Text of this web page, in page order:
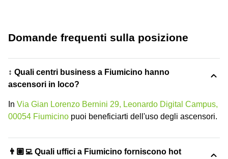
Domande frequenti sulla posizione
↕️ Quali centri business a Fiumicino hanno
ascensori in loco?
In Via Gian Lorenzo Bernini 29, Leonardo Digital Campus,
00054 Fiumicino puoi beneficiarti dell'uso degli ascensori.
👨🏽‍💻 Quali uffici a Fiumicino forniscono hot